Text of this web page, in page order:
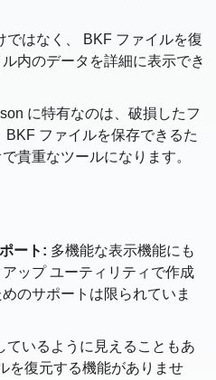
ではなく、 BKF ファイルを復
内のデータを詳細に表示でき
に特有なのは、破損したフ
BKF ファイルを保存できるた
貴重なツールになります。
ート: 多機能な表示機能にも
ップ ユーティリティで作成
のサポートは限られていま
ているように見えることもあ
を復元する機能がありませ